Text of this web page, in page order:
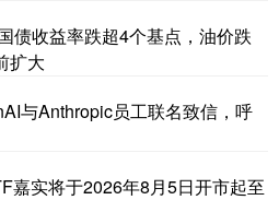
债收益率跌超4个基点，油价跌
扩大
与Anthropic员工联名致信，呼
嘉实将于2026年8月5日开市起至